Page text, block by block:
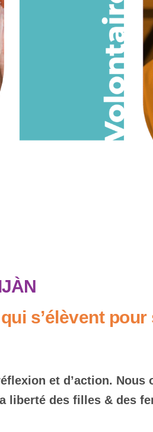
s’élèvent pour
et d’action.
liberté des filles & des